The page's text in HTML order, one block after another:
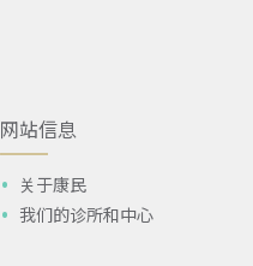
网站信息
关于康民
我们的诊所和中心